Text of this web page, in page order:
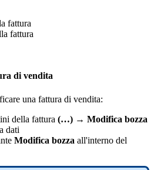
fattura
fattura
di vendita
una fattura di vendita:
della fattura (…) → Modifica bozza
dati
Modifica bozza all'interno del